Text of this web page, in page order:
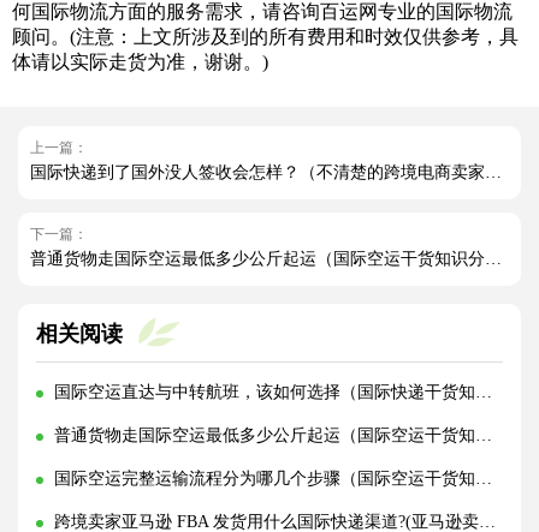
何国际物流方面的服务需求，请咨询百运网专业的国际物流
顾问。(注意：上文所涉及到的所有费用和时效仅供参考，具
体请以实际走货为准，谢谢。)
上一篇：
国际快递到了国外没人签收会怎样？（不清楚的跨境电商卖家请注意）
下一篇：
普通货物走国际空运最低多少公斤起运（国际空运干货知识分享）
相关阅读
国际空运直达与中转航班，该如何选择（国际快递干货知识分享）
普通货物走国际空运最低多少公斤起运（国际空运干货知识分享）
国际空运完整运输流程分为哪几个步骤（国际空运干货知识分享）
跨境卖家亚马逊 FBA 发货用什么国际快递渠道?(亚马逊卖家必看篇)